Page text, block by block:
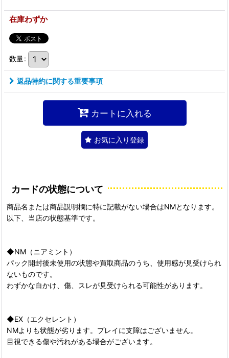
在庫わずか
数量:
返品特約に関する重要事項
カートに入れる
お気に入り登録
カードの状態について
商品名または商品説明欄に特に記載がない場合はNMとなります。
以下、当店の状態基準です。
◆NM（ニアミント）
パック開封後未使用の状態や買取商品のうち、使用感が見受けられ
ないものです。
わずかな白かけ、傷、スレが見受けられる可能性があります。
◆EX（エクセレント）
NMよりも状態が劣ります。プレイに支障はございません。
目視できる傷や汚れがある場合がございます。